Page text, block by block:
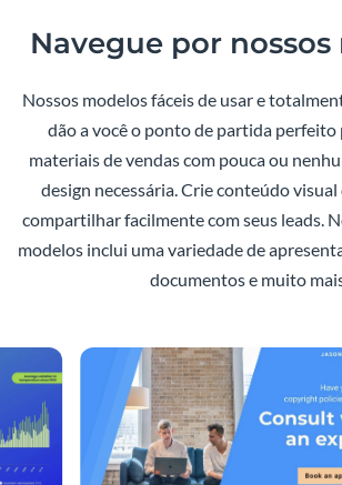
Navegue por
Nossos modelos fáceis de usar e
dão a você o ponto de partida perfeito
materiais de vendas com pouca ou
design necessária. Crie conteúdo visual
compartilhar facilmente com seus leads.
modelos inclui uma variedade de
documentos e muito